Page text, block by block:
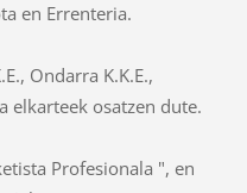
en Errenteria.
Ondarra K.K.E.,
elkarteek osatzen dute.
Profesionala ", en